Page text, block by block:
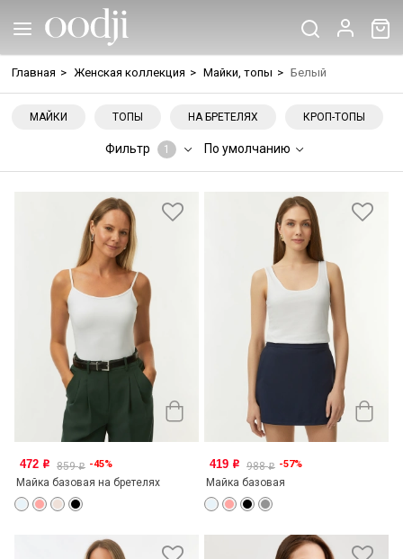
Главная > Женская коллекция > Майки, топы > Белый
МАЙКИ ТОПЫ НА БРЕТЕЛЯХ КРОП-ТОПЫ
Фильтр 1 По умолчанию
472 o 859o -45%
Майка базовая на бретелях
419 o 988o -57%
Майка базовая